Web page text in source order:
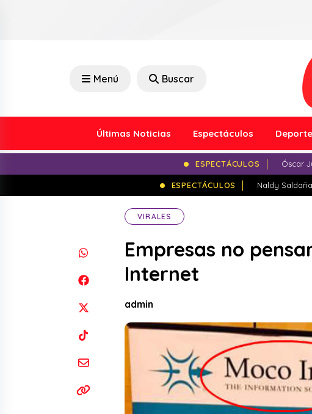
Menú Buscar
Últimas Noticias Espectáculos
ESPECTÁCULOS Óscar
ESPECTÁCULOS Naldy
VIRALES
Empresas no
Internet
admin